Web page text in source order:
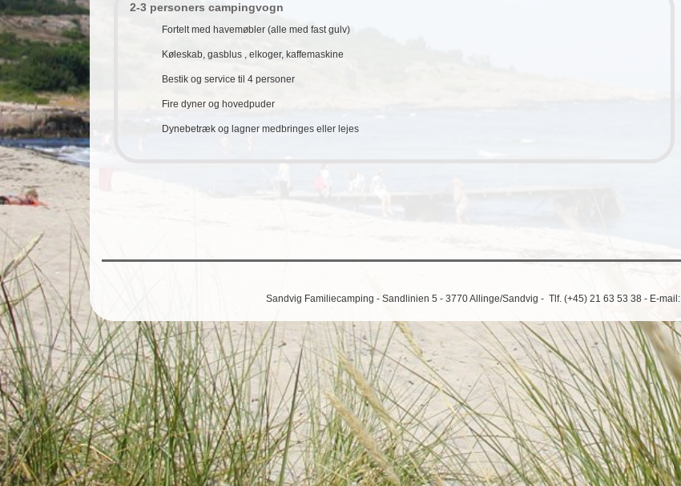
2-3 personers campingvogn
Fortelt med havemøbler (alle med fast gulv)
Køleskab, gasblus , elkoger, kaffemaskine
Bestik og service til 4 personer
Fire dyner og hovedpuder
Dynebetræk og lagner medbringes eller lejes
Sandvig Familiecamping - Sandlinien 5 - 3770 Allinge/Sandvig - Tlf. (+45) 21 63 53 38 - E-mail: